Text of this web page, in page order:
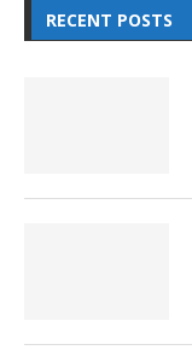
RECENT POSTS